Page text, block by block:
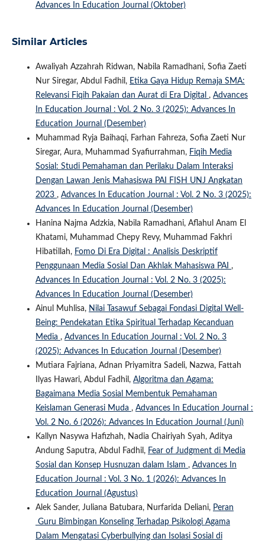
Advances In Education Journal (Oktober)
Similar Articles
Awaliyah Azzahrah Ridwan, Nabila Ramadhani, Sofia Zaeti
Nur Siregar, Abdul Fadhil, Etika Gaya Hidup Remaja SMA:
Relevansi Fiqih Pakaian dan Aurat di Era Digital , Advances
In Education Journal : Vol. 2 No. 3 (2025): Advances In
Education Journal (Desember)
Muhammad Ryja Baihaqi, Farhan Fahreza, Sofia Zaeti Nur
Siregar, Aura, Muhammad Syafiurrahman, Fiqih Media
Sosial: Studi Pemahaman dan Perilaku Dalam Interaksi
Dengan Lawan Jenis Mahasiswa PAI FISH UNJ Angkatan
2023 , Advances In Education Journal : Vol. 2 No. 3 (2025):
Advances In Education Journal (Desember)
Hanina Najma Adzkia, Nabila Ramadhani, Aflahul Anam El
Khatami, Muhammad Chepy Revy, Muhammad Fakhri
Hibatillah, Fomo Di Era Digital : Analisis Deskriptif
Penggunaan Media Sosial Dan Akhlak Mahasiswa PAI ,
Advances In Education Journal : Vol. 2 No. 3 (2025):
Advances In Education Journal (Desember)
Ainul Muhlisa, Nilai Tasawuf Sebagai Fondasi Digital Well-
Being: Pendekatan Etika Spiritual Terhadap Kecanduan
Media , Advances In Education Journal : Vol. 2 No. 3
(2025): Advances In Education Journal (Desember)
Mutiara Fajriana, Adnan Priyamitra Sadeli, Nazwa, Fattah
Ilyas Hawari, Abdul Fadhil, Algoritma dan Agama:
Bagaimana Media Sosial Membentuk Pemahaman
Keislaman Generasi Muda , Advances In Education Journal :
Vol. 2 No. 6 (2026): Advances In Education Journal (Juni)
Kallyn Nasywa Hafizhah, Nadia Chairiyah Syah, Aditya
Andung Saputra, Abdul Fadhil, Fear of Judgment di Media
Sosial dan Konsep Husnuzan dalam Islam , Advances In
Education Journal : Vol. 3 No. 1 (2026): Advances In
Education Journal (Agustus)
Alek Sander, Juliana Batubara, Nurfarida Deliani, Peran
Guru Bimbingan Konseling Terhadap Psikologi Agama
Dalam Mengatasi Cyberbullying dan Isolasi Sosial di